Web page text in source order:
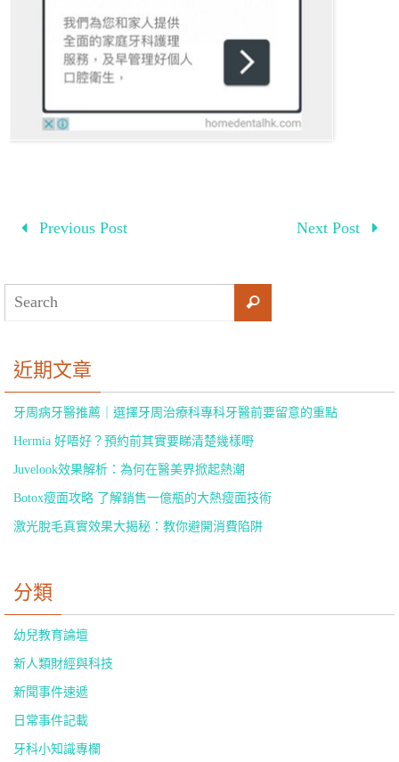
Previous Post Next Post
近期文章
牙周病牙醫推薦｜選擇牙周治療科專科牙醫前要留意的重點
Hermia 好唔好？預約前其實要睇清楚幾樣嘢
Juvelook效果解析：為何在醫美界掀起熱潮
Botox瘦面攻略 了解銷售一億瓶的大熱瘦面技術
激光脫毛真實效果大揭秘：教你避開消費陷阱
分類
幼兒教育論壇
新人類財經與科技
新聞事件速遞
日常事件記載
牙科小知識專欄